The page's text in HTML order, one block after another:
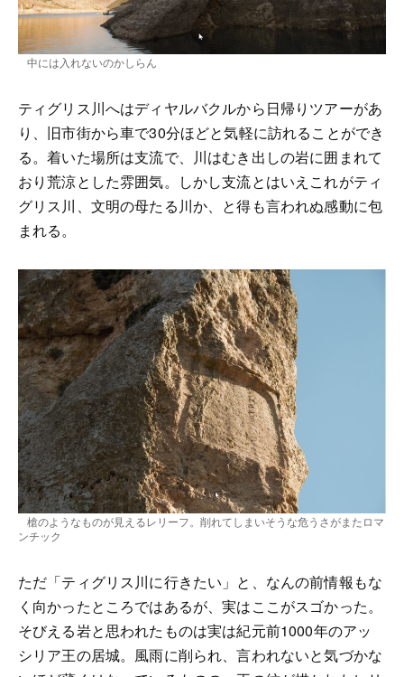
中には入れないのかしらん
ティグリス川へはディヤルバクルから日帰りツアーがあ
り、旧市街から車で30分ほどと気軽に訪れることができ
る。着いた場所は支流で、川はむき出しの岩に囲まれて
おり荒涼とした雰囲気。しかし支流とはいえこれがティ
グリス川、文明の母たる川か、と得も言われぬ感動に包
まれる。
槍のようなものが見えるレリーフ。削れてしまいそうな危うさがまたロマ
ンチック
ただ「ティグリス川に行きたい」と、なんの前情報もな
く向かったところではあるが、実はここがスゴかった。
そびえる岩と思われたものは実は紀元前1000年のアッ
シリア王の居城。風雨に削られ、言われないと気づかな